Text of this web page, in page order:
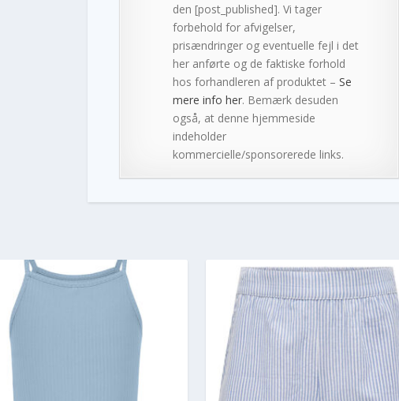
den [post_published]. Vi tager
forbehold for afvigelser,
prisændringer og eventuelle fejl i det
her anførte og de faktiske forhold
hos forhandleren af produktet – Se
mere info her. Bemærk desuden
også, at denne hjemmeside
indeholder
kommercielle/sponsorerede links.